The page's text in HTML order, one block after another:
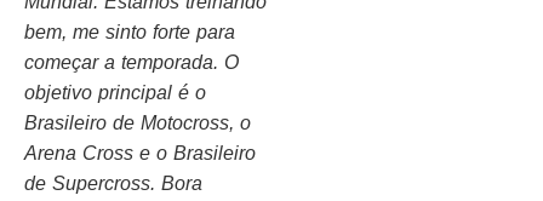
bem, me sinto forte para
começar a temporada. O
objetivo principal é o
Brasileiro de Motocross, o
Arena Cross e o Brasileiro
de Supercross. Bora